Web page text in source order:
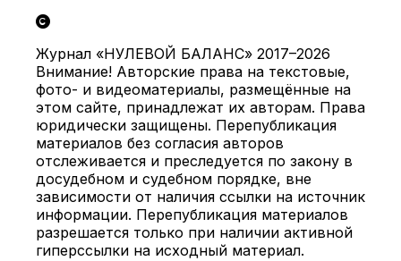
Журнал «НУЛЕВОЙ БАЛАНС» 2017–2026
Внимание! Авторские права на текстовые,
фото- и видеоматериалы, размещённые на
этом сайте, принадлежат их авторам. Права
юридически защищены. Перепубликация
материалов без согласия авторов
отслеживается и преследуется по закону в
досудебном и судебном порядке, вне
зависимости от наличия ссылки на источник
информации. Перепубликация материалов
разрешается только при наличии активной
гиперссылки на исходный материал.